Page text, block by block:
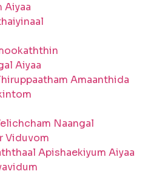
Aiyaa
Aiyaa
Amaanthida
Naangal
Viduvom
Apishaekiyum Aiyaa